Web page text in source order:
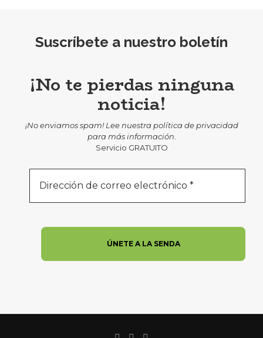
Suscríbete a nuestro boletín
¡No te pierdas ninguna
noticia!
¡No enviamos spam! Lee nuestrapolítica de privacidad
para más información.
Servicio GRATUITO